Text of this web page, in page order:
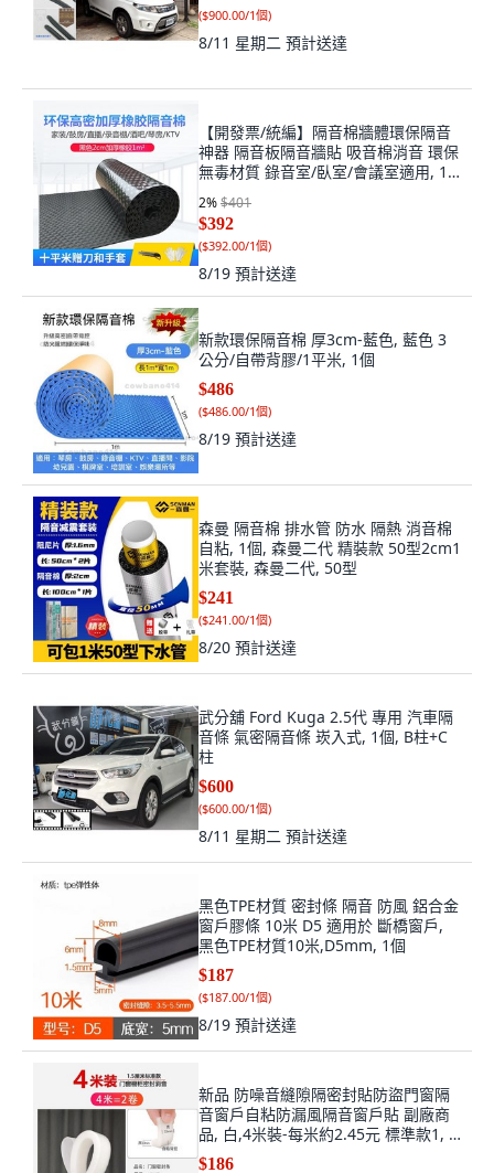
($900.00/1個)
8/11 星期二 預計送達
【開發票/統編】隔音棉牆體環保隔音
神器 隔音板隔音牆貼 吸音棉消音 環保
無毒材質 錄音室/臥室/會議室適用, 1
2%$401
$392
($392.00/1個)
8/19 預計送達
新款環保隔音棉 厚3cm-藍色, 藍色 3
公分/自帶背膠/1平米, 1個
$486
($486.00/1個)
8/19 預計送達
森曼 隔音棉 排水管 防水 隔熱 消音棉
自粘, 1個, 森曼二代 精裝款 50型2cm1
米套裝, 森曼二代, 50型
$241
($241.00/1個)
8/20 預計送達
武分舖 Ford Kuga 2.5代 專用 汽車隔
音條 氣密隔音條 崁入式, 1個, B柱+C
柱
$600
($600.00/1個)
8/11 星期二 預計送達
黑色TPE材質 密封條 隔音 防風 鋁合金
窗戶膠條 10米 D5 適用於 斷橋窗戶,
黑色TPE材質10米,D5mm, 1個
$187
($187.00/1個)
8/19 預計送達
新品 防噪音縫隙隔密封貼防盜門窗隔
音窗戶自粘防漏風隔音窗戶貼 副廠商
品, 白,4米裝-每米約2.45元 標準款1, 1
個
$186